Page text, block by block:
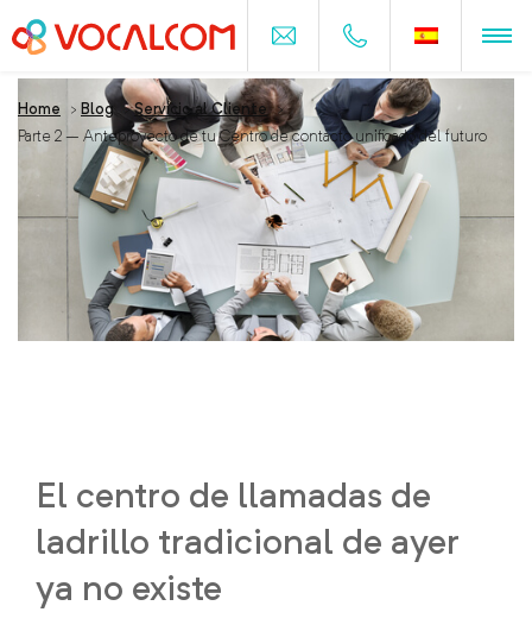
Home > Blog > Servicio al Cliente >
Parte 2 – Anteproyecto de tu Centro de contacto unificado del futuro
Parte 2 – Anteproyecto de tu
Centro de contacto unificado del
futuro
El centro de llamadas de
ladrillo tradicional de ayer
ya no existe